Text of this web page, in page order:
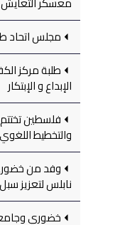
مجلس اتحاد
طلبة مركز
الإبداع و الإبتكار
فلسطين
والتخطيط اللغوي
وفد من
نابلس لتعزيز
خضوري